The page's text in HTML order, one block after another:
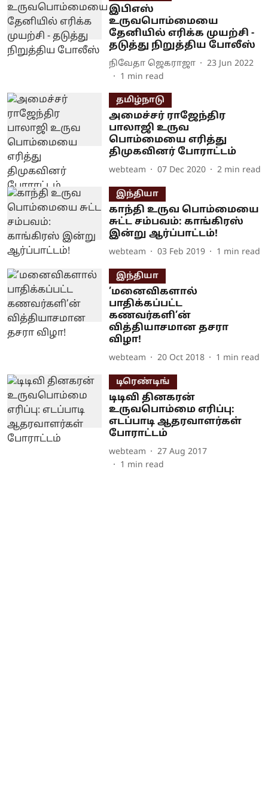
இபிஎஸ்
உருவபொம்மையை
தேனியில் எரிக்க முயற்சி -
தடுத்து நிறுத்திய போலீஸ்
நிவேதா ஜெகராஜா
23 Jun 2022
1 min read
தமிழ்நாடு
அமைச்சர் ராஜேந்திர
பாலாஜி உருவ
பொம்மையை எரித்து
திமுகவினர் போராட்டம்
webteam 07 Dec 2020 2 min read
இந்தியா
காந்தி உருவ பொம்மையை
சுட்ட சம்பவம்: காங்கிரஸ்
இன்று ஆர்ப்பாட்டம்!
webteam 03 Feb 2019 1 min read
இந்தியா
’மனைவிகளால்
பாதிக்கப்பட்ட
கணவர்களி’ன்
வித்தியாசமான தசரா
விழா!
webteam 20 Oct 2018 1 min read
டிரெண்டிங்
டிடிவி தினகரன்
உருவபொம்மை எரிப்பு:
எடப்பாடி ஆதரவாளர்கள்
போராட்டம்
webteam
27 Aug 2017
1 min read